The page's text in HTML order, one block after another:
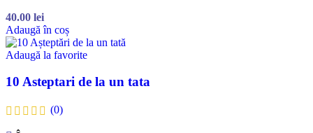
40.00 lei
Adaugă în coș
Adaugă la favorite
10 Asteptari de la un tata
(0)